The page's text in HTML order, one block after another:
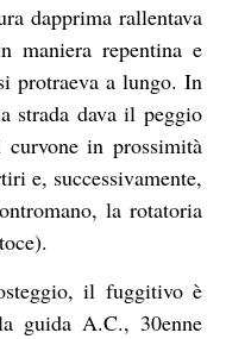
dapprima rallentava
maniera repentina e
protraeva a lungo. In
strada dava il peggio
in prossimità
e, successivamente,
la rotatoria
il fuggitivo è
guida A.C., 30enne